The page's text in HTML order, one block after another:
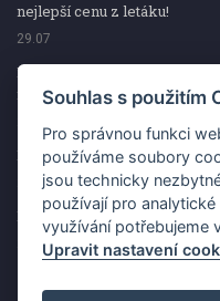
nejlepší cenu z letáku!
29.07
Prokop pro Vás vybírá z
nejlepší cenu z letáku!
Kup špekáčky od Váhaly a
29.07
Prokop pro Vás vybírá na
29.07
Souhlas s použitím
Pro správnou funkci
používáme soubory
jsou technicky
používají pro
využívání potřebujeme
Upravit nastavení